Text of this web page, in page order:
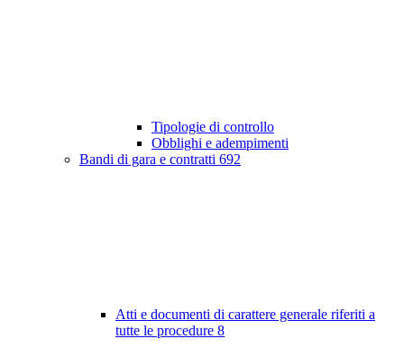
Tipologie di controllo
Obblighi e adempimenti
Bandi di gara e contratti 692
Atti e documenti di carattere generale riferiti a
tutte le procedure 8